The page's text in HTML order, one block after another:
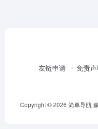
友链申请 免责
Copyright © 2026 简单导航